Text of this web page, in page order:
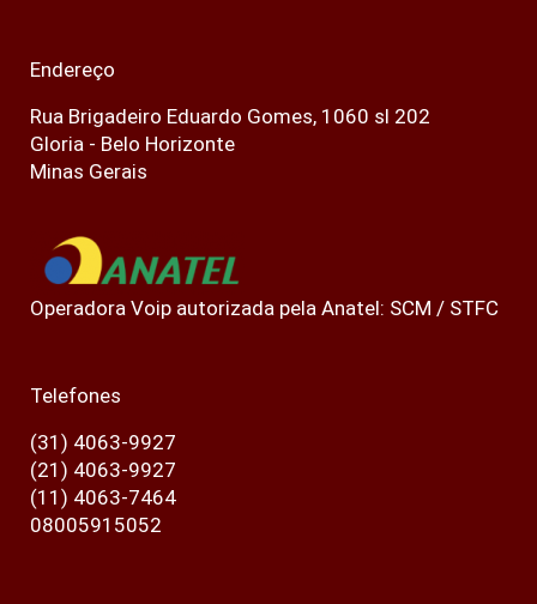
Endereço
Rua Brigadeiro Eduardo Gomes, 1060 sl 202
Gloria - Belo Horizonte
Minas Gerais
Operadora Voip autorizada pela Anatel: SCM / STFC
Telefones
(31) 4063-9927
(21) 4063-9927
(11) 4063-7464
08005915052